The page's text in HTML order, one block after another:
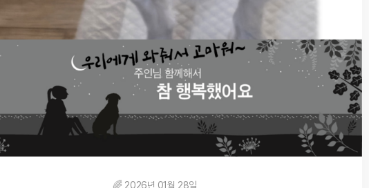
🌈 2026년 01월 28일